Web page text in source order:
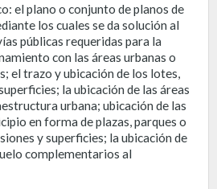
el plano o conjunto de planos de
los cuales se da solución al
públicas requeridas para la
con las áreas urbanas o
el trazo y ubicación de los lotes,
la ubicación de las áreas
urbana; ubicación de las
en forma de plazas, parques o
y superficies; la ubicación de
complementarios al